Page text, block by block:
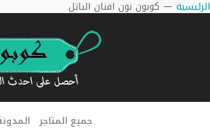
الرئيسية — كوبون نون افنان الباتل
جميع المتاجر